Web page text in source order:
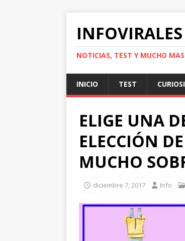
INFOVIRALES
NOTICIAS, TEST Y MUCHO
INICIO TEST
ELIGE UNA
ELECCIÓN
MUCHO
diciembre 7, 2017 Info